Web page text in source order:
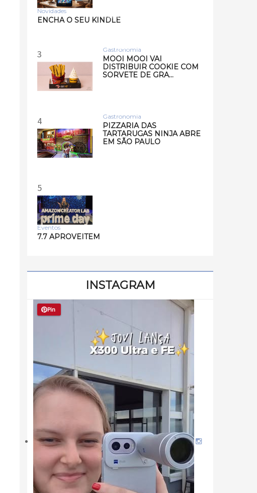
Tecnologia
Musi…
Novidades
ENCHA O SEU KINDLE
3 Gastronomia
MOOI MOOI VAI
DISTRIBUIR COOKIE COM
SORVETE DE GRA…
4 Gastronomia
PIZZARIA DAS
TARTARUGAS NINJA ABRE
EM SÃO PAULO
5
Eventos
7.7 APROVEITEM
INSTAGRAM
Pin